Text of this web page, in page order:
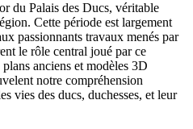
du Palais des Ducs, véritable
Cette période est largement
passionnants travaux menés par
le rôle central joué par ce
anciens et modèles 3D
notre compréhension
vies des ducs, duchesses, et leur